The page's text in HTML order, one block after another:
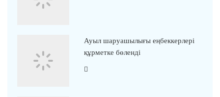
Ауыл шаруашылығы еңбеккерлері
құрметке бөленді